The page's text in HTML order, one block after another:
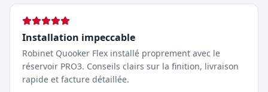
Installation impeccable
Robinet Quooker Flex installé proprement avec le
réservoir PRO3. Conseils clairs sur la finition, livraison
rapide et facture détaillée.